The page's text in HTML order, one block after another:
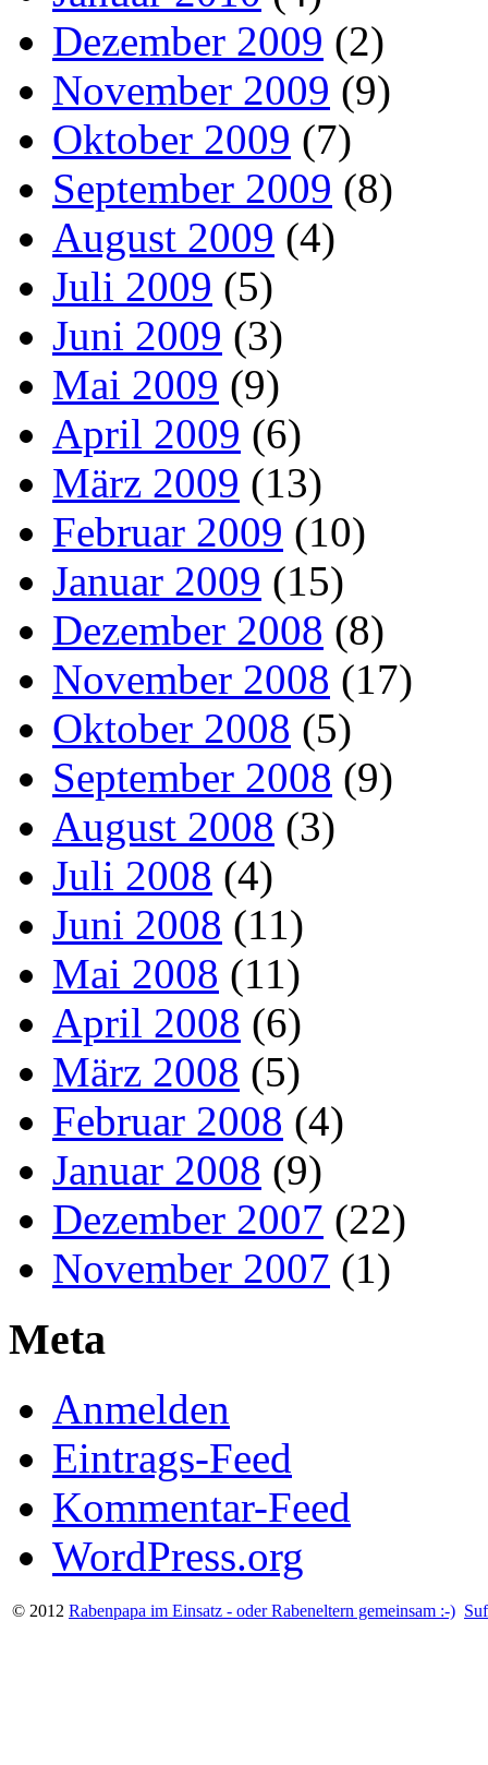
Dezember 2009 (2)
November 2009 (9)
Oktober 2009 (7)
September 2009 (8)
August 2009 (4)
Juli 2009 (5)
Juni 2009 (3)
Mai 2009 (9)
April 2009 (6)
März 2009 (13)
Februar 2009 (10)
Januar 2009 (15)
Dezember 2008 (8)
November 2008 (17)
Oktober 2008 (5)
September 2008 (9)
August 2008 (3)
Juli 2008 (4)
Juni 2008 (11)
Mai 2008 (11)
April 2008 (6)
März 2008 (5)
Februar 2008 (4)
Januar 2008 (9)
Dezember 2007 (22)
November 2007 (1)
Meta
Anmelden
Eintrags-Feed
Kommentar-Feed
WordPress.org
© 2012 Rabenpapa im Einsatz - oder Rabeneltern gemeinsam :-)